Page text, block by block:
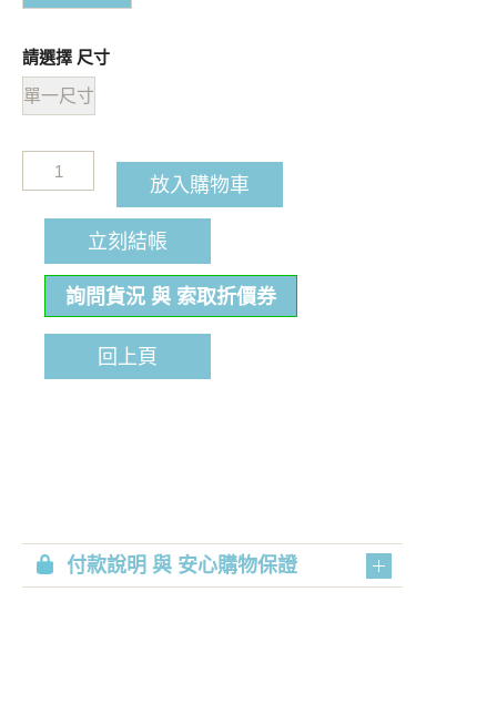
請選擇 尺寸
單一尺寸
放入購物車
立刻結帳
詢問貨況 與 索取折價券
回上頁
付款說明 與 安心購物保證